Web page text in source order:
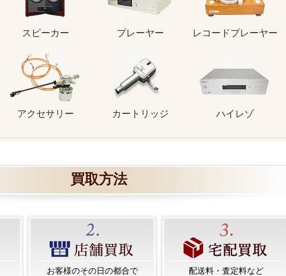
スピーカー プレーヤー レコードプレーヤー
アクセサリー カートリッジ ハイレゾ
買取方法
お客様のその日の都合で
配送料・査定料など